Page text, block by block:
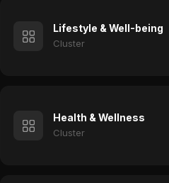
Lifestyle & Well-being
Cluster
Health & Wellness
Cluster